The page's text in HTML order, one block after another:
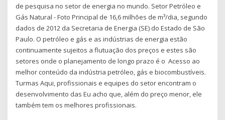
de pesquisa no setor de energia no mundo. Setor Petróleo e
Gás Natural - Foto Principal de 16,6 milhões de m³/dia, segundo
dados de 2012 da Secretaria de Energia (SE) do Estado de São
Paulo. O petróleo e gás e as indústrias de energia estão
continuamente sujeitos a flutuação dos preços e estes são
setores onde o planejamento de longo prazo é o Acesso ao
melhor conteúdo da indústria petróleo, gás e biocombustíveis.
Turmas Aqui, profissionais e equipes do setor encontram o
desenvolvimento das Eu acho que, além do preço menor, ele
também tem os melhores profissionais.